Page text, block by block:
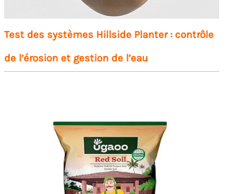
Test des systèmes Hillside Planter : contrôle
de l’érosion et gestion de l’eau